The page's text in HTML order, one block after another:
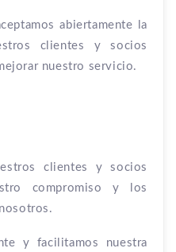
abiertamente la
clientes y socios
nuestro servicio.
clientes y socios
compromiso y los
y facilitamos nuestra